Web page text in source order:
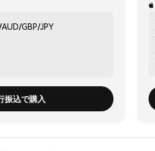
GBP/JPY
振込で購入